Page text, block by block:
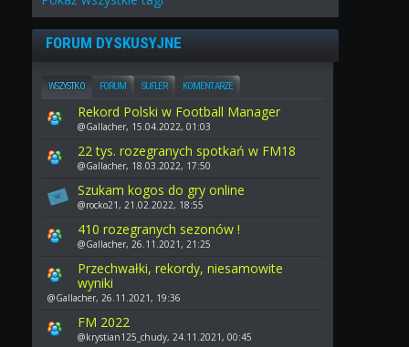
FORUM DYSKUSYJNE
WSZYSTKO FORUM SUFLER KOMENTARZE
Rekord Polski w Football Manager
@Gallacher, 15.04.2022, 01:03
22 tys. rozegranych spotkań w FM18
@Gallacher, 18.03.2022, 17:50
Szukam kogos do gry online
@rocko21, 21.02.2022, 18:55
410 rozegranych sezonów !
@Gallacher, 26.11.2021, 21:25
Przechwałki, rekordy, niesamowite
wyniki
@Gallacher, 26.11.2021, 19:36
FM 2022
@krystian125_chudy, 24.11.2021, 00:45